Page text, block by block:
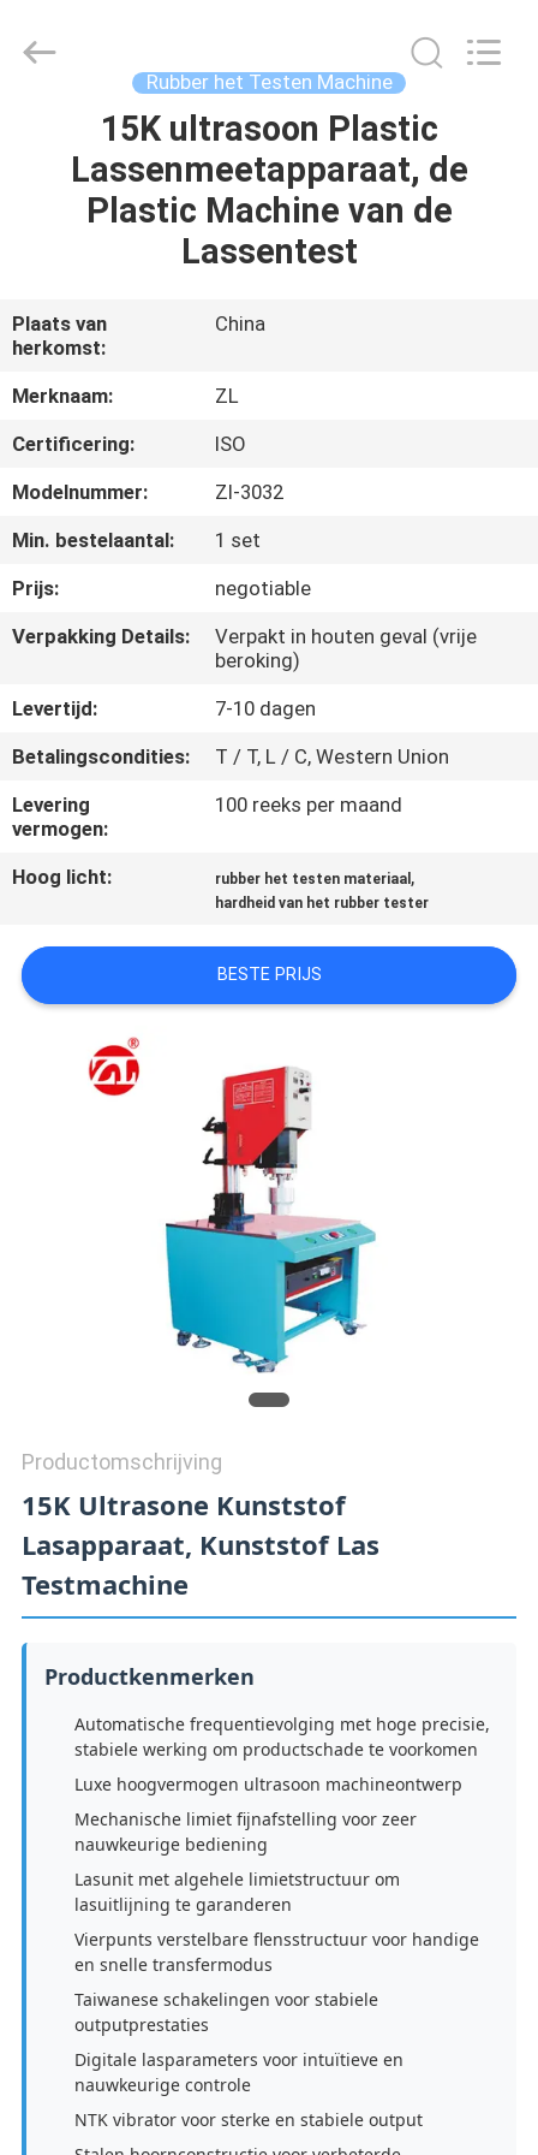
PRODUCTEN
ONGEVEER
ONS
FABRIEKSREIS
KWALITEITSCONTROLE
CONTACTEER
NIEUWS
VERZOEK
OM EEN
VR
SITEMAP
Technology
Rubber het Testen Machine
15K ultrasoon Plastic
Lassenmeetapparaat, de
Plastic Machine van de
Lassentest
Plaats van
herkomst:
China
Merknaam:
ZL
Certificering:
ISO
Modelnummer:
Zl-3032
Min. bestelaantal:
1 set
Prijs:
negotiable
Verpakking Details:
Verpakt in houten geval (vrije
beroking)
Levertijd:
7-10 dagen
Betalingscondities:
T / T, L / C, Western Union
Levering
vermogen:
100 reeks per maand
Hoog licht: rubber het testen materiaal ,
hardheid van het rubber tester
BESTE PRIJS
Productomschrijving
15K Ultrasone Kunststof
Lasapparaat, Kunststof Las
Testmachine
Productkenmerken
Automatische frequentievolging met hoge precisie,
stabiele werking om productschade te voorkomen
Luxe hoogvermogen ultrasoon machineontwerp
Mechanische limiet fijnafstelling voor zeer
nauwkeurige bediening
Lasunit met algehele limietstructuur om
lasuitlijning te garanderen
Vierpunts verstelbare flensstructuur voor handige
en snelle transfermodus
Taiwanese schakelingen voor stabiele
outputprestaties
Digitale lasparameters voor intuïtieve en
nauwkeurige controle
NTK vibrator voor sterke en stabiele output